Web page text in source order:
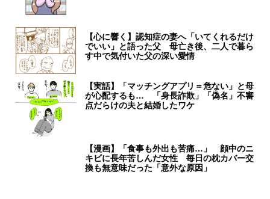
【心に響く】認知症の妻へ「いてくれるだけ
でいい」と語った父 母亡き後、二人で暮ら
す中で気付いた父の深い愛情
【実話】「マッチングアプリ＝危ない」と母
が心配するも… 「身長詐欺」「偽名」不審
点だらけの夫と結婚したワケ
【漫画】「食事も外出も苦痛…」 顔中のニ
キビに長年苦しんだ女性 毎日の枕カバー交
換も無意味だった「意外な原因」